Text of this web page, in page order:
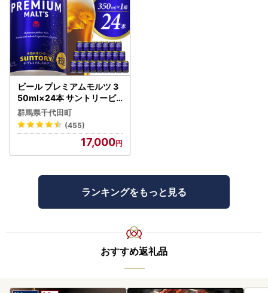
ビール プレミアムモルツ 3
50ml×24本 サントリービ
ール
群馬県千代田町
(455)
17,000
ランキングをもっと見る
おすすめ返礼品